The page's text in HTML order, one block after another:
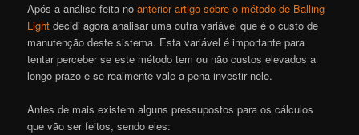
Após a análise feita noanterior artigo sobre o método de Balling
Light decidi agora analisar uma outra variável que é o custo de
manutenção deste sistema. Esta variável é importante para
tentar perceber se este método tem ou não custos elevados a
longo prazo e se realmente vale a pena investir nele.
Antes de mais existem alguns pressupostos para os cálculos
que vão ser feitos, sendo eles: